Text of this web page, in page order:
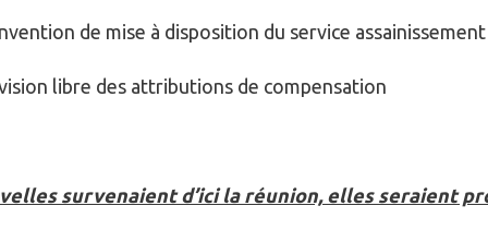
de mise à disposition du service assainissement
libre des attributions de compensation
survenaient d’ici la réunion, elles seraient